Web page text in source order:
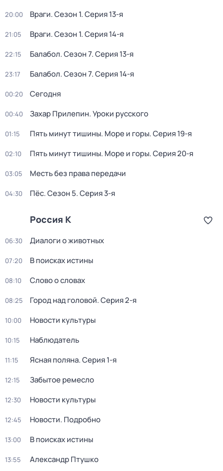
20:00 Враги. Сезон 1. Серия 13-я
21:05 Враги. Сезон 1. Серия 14-я
22:15 Балабол. Сезон 7. Серия 13-я
23:17 Балабол. Сезон 7. Серия 14-я
00:20 Сегодня
00:40 Захар Прилепин. Уроки русского
01:15 Пять минут тишины. Море и горы. Серия 19-я
02:10 Пять минут тишины. Море и горы. Серия 20-я
03:05 Месть без права передачи
04:30 Пёс. Сезон 5. Серия 3-я
Россия К
06:30 Диалоги о животных
07:20 В поисках истины
08:10 Слово о словах
08:25 Город над головой. Серия 2-я
10:00 Новости культуры
10:15 Наблюдатель
11:15 Ясная поляна. Серия 1-я
12:15 Забытое ремесло
12:30 Новости культуры
12:45 Новости. Подробно
13:00 В поисках истины
13:55 Александр Птушко